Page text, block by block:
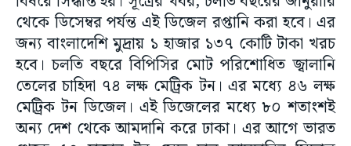
থেকে ডিসেম্বর পর্যন্ত এই ডিজেল রপ্তানি করা হবে। এর
জন্য বাংলাদেশি মুদ্রায় ১ হাজার ১৩৭ কোটি টাকা খরচ
হবে। চলতি বছরে বিপিসির মোট পরিশোধিত জ্বালানি
তেলের চাহিদা ৭৪ লক্ষ মেট্রিক টন। এর মধ্যে ৪৬ লক্ষ
মেট্রিক টন ডিজেল। এই ডিজেলের মধ্যে ৮০ শতাংশই
অন্য দেশ থেকে আমদানি করে ঢাকা। এর আগে ভারত